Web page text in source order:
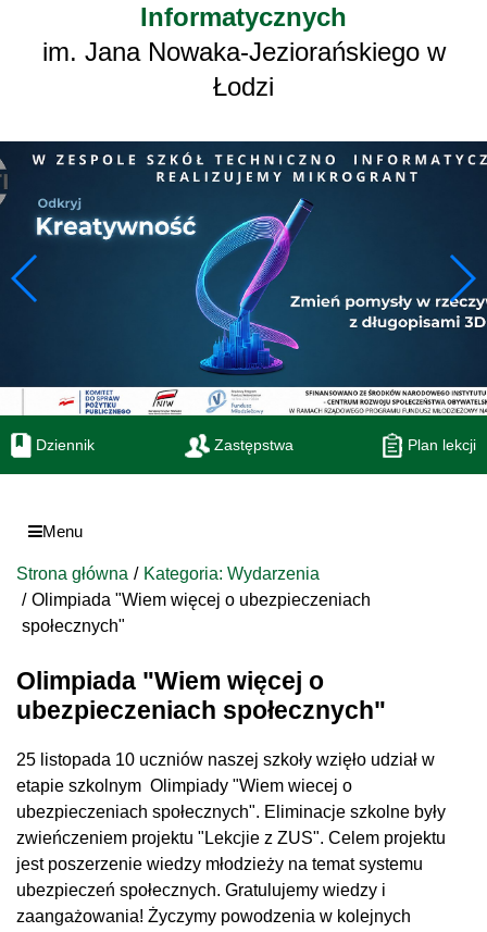
Informatycznych
im. Jana Nowaka-Jeziorańskiego w
Łodzi
Dziennik Zastępstwa Plan lekcji
Menu
Strona główna
Kategoria: Wydarzenia
Olimpiada "Wiem więcej o ubezpieczeniach
społecznych"
Olimpiada "Wiem więcej o
ubezpieczeniach społecznych"
25 listopada 10 uczniów naszej szkoły wzięło udział w
etapie szkolnym Olimpiady "Wiem wiecej o
ubezpieczeniach społecznych". Eliminacje szkolne były
zwieńczeniem projektu "Lekcjie z ZUS". Celem projektu
jest poszerzenie wiedzy młodzieży na temat systemu
ubezpieczeń społecznych. Gratulujemy wiedzy i
zaangażowania! Życzymy powodzenia w kolejnych